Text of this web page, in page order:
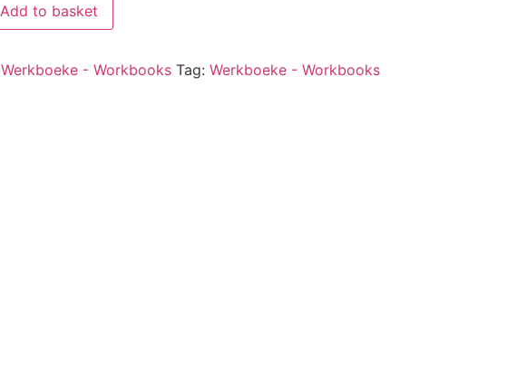
Add to basket
Werkboeke - Workbooks Tag: Werkboeke - Workbooks